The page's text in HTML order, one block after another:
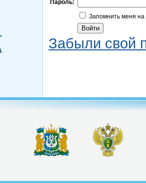
Пароль:
Запомнить меня
Забыли свой